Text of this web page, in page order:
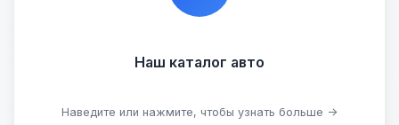
Наш каталог авто
Наведите или нажмите, чтобы узнать больше →
Посмотреть каталог